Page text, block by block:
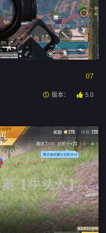
07
版本： 5.0